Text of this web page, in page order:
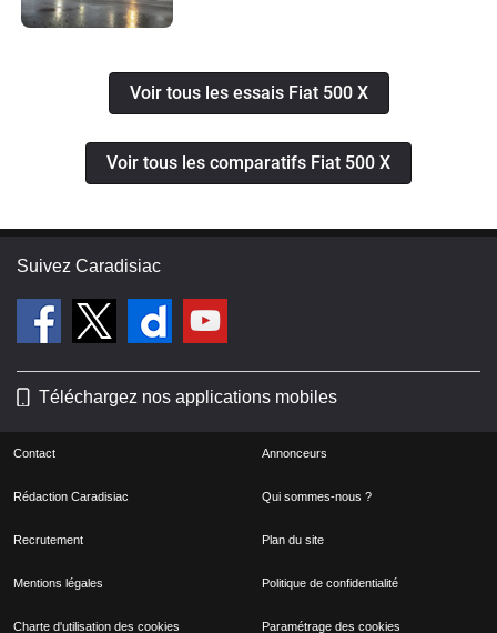
Voir tous les essais Fiat 500 X
Voir tous les comparatifs Fiat 500 X
Suivez Caradisiac
Téléchargez nos applications mobiles
Contact Annonceurs
Rédaction Caradisiac Qui sommes-nous ?
Recrutement Plan du site
Mentions légales Politique de confidentialité
Charte d'utilisation des cookies Paramétrage des cookies